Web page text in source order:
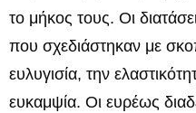
το μήκος τους. Οι
που σχεδιάστηκαν με
ευλυγισία, την
ευκαμψία. Οι ευρέως